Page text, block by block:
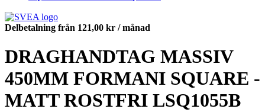
Delbetalning från 121,00 kr / månad
DRAGHANDTAG MASSIV
450MM FORMANI SQUARE -
MATT ROSTFRI LSQ1055B